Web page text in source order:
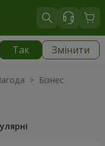
Так Змінити
> Бізнес